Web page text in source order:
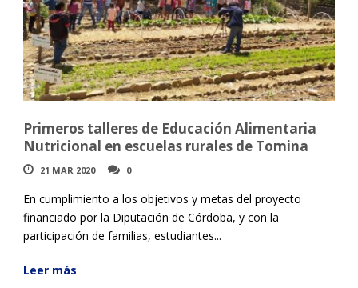
Primeros talleres de Educación Alimentaria
Nutricional en escuelas rurales de Tomina
21 MAR 2020 0
En cumplimiento a los objetivos y metas del proyecto
financiado por la Diputación de Córdoba, y con la
participación de familias, estudiantes...
Leer más